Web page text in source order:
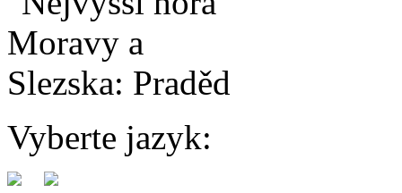
Vyberte jazyk: